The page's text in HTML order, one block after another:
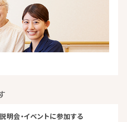
明会・イベントに参加する